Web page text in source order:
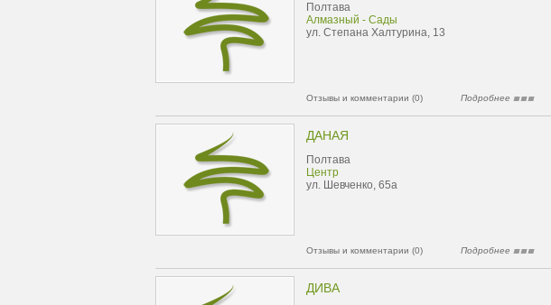
Полтава
Алмазный - Сады
ул. Степана Халтурина, 13
Отзывы и комментарии (0) Подробнее
ДАНАЯ
Полтава
Центр
ул. Шевченко, 65а
Отзывы и комментарии (0) Подробнее
ДИВА